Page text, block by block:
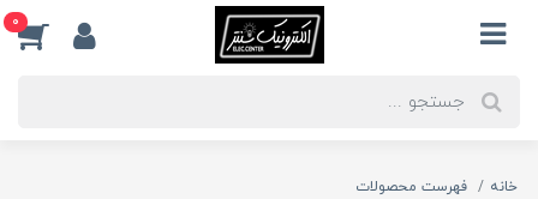
0
خانه
فهرست محصولات